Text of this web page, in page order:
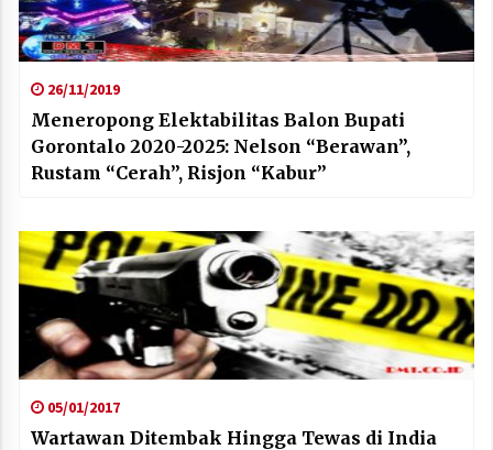
26/11/2019
Meneropong Elektabilitas Balon Bupati
Gorontalo 2020-2025: Nelson “Berawan”,
Rustam “Cerah”, Risjon “Kabur”
05/01/2017
Wartawan Ditembak Hingga Tewas di India